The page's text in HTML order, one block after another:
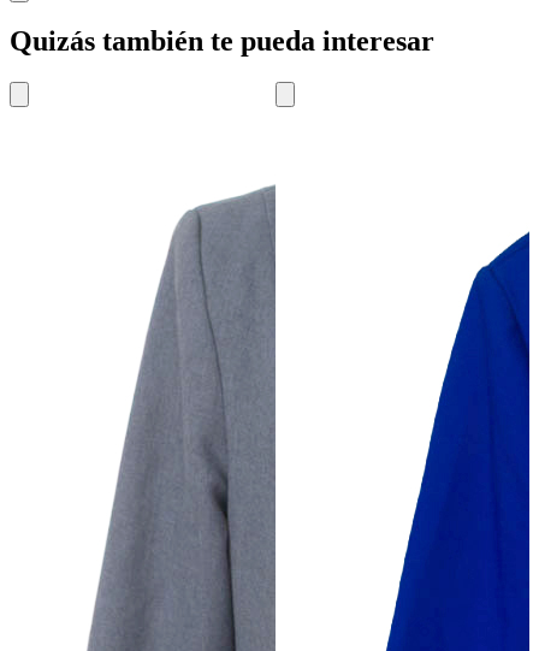
Quizás también te pueda interesar